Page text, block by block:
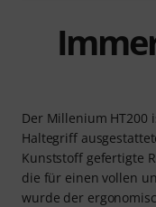
Der Millenium HT200
Haltegriff
Kunststoff gefertigte
die für einen vollen
wurde der